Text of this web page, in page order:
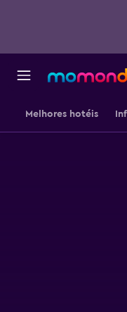
Melhores hotéis